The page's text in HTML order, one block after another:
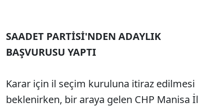
SAADET PARTİSİ'NDEN ADAYLIK
BAŞVURUSU YAPTI
Karar için il seçim kuruluna itiraz edilmesi
beklenirken, bir araya gelen CHP Manisa İl